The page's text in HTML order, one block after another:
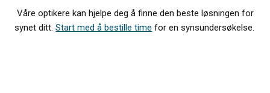
Våre optikere kan hjelpe deg å finne den beste løsningen for
synet ditt.Start med å bestille time for en synsundersøkelse.